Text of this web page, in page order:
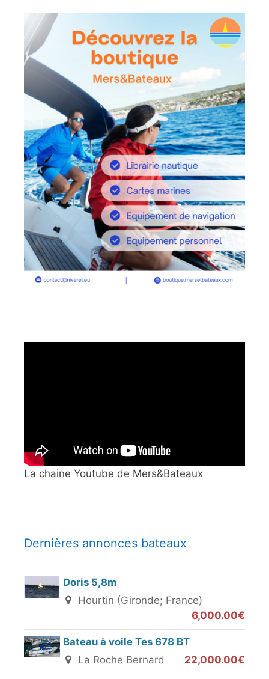
La chaine Youtube de Mers&Bateaux
Dernières annonces bateaux
Doris 5,8m
Hourtin (Gironde; France)
6,000.00€
Bateau à voile Tes 678 BT
La Roche Bernard
22,000.00€